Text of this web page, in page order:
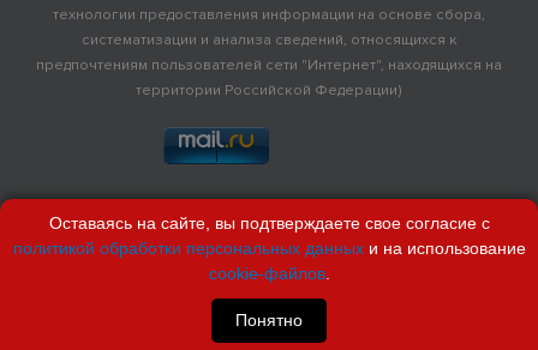
технологии предоставления информации на основе сбора,
систематизации и анализа сведений, относящихся к
предпочтениям пользователей сети "Интернет", находящихся на
территории Российской Федерации)
Оставаясь на сайте, вы подтверждаете свое согласие с
политикой обработки персональных данныхи на использование
cookie-файлов.
Понятно